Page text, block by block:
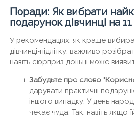
Поради: Як вибрати
подарунок дівчинці на 11
У рекомендаціях, як краще
дівчинці-підлітку, важливо
навіть сюрприз доньці може
Забудьте про слово
дарувати практичні
іншого випадку. У день
чекає чуда. Так, навіть якщо